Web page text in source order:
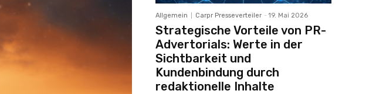
Allgemein Carpr Presseverteiler - 19. Mai 2026
Strategische Vorteile von PR-
Advertorials: Werte in der
Sichtbarkeit und
Kundenbindung durch
redaktionelle Inhalte